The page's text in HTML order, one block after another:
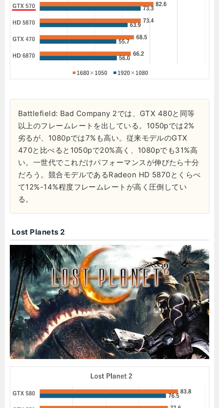
Battlefield: Bad Company 2では、GTX 480と同等
以上のフレームレートを出している。1050pでは2%
劣るが、1080pでは7%も高い。従来モデルのGTX
470と比べると1050pで20%高く、1080pでも31%高
い。一世代でこれだけパフォーマンスが伸びたら十分
だろう。競合モデルであるRadeon HD 5870とくらべ
て12%-14%程度フレームレートが高く圧倒してい
る。
Lost Planets 2